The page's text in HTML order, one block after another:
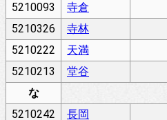
5210093
寺倉
5210326
寺林
5210222
天満
5210213
堂谷
な
5210242
長岡